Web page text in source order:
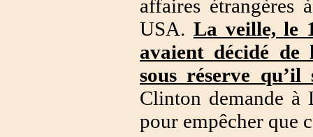
affaires
USA. La veille, le
avaient décidé
sous réserve
Clinton demande à
pour empêcher que